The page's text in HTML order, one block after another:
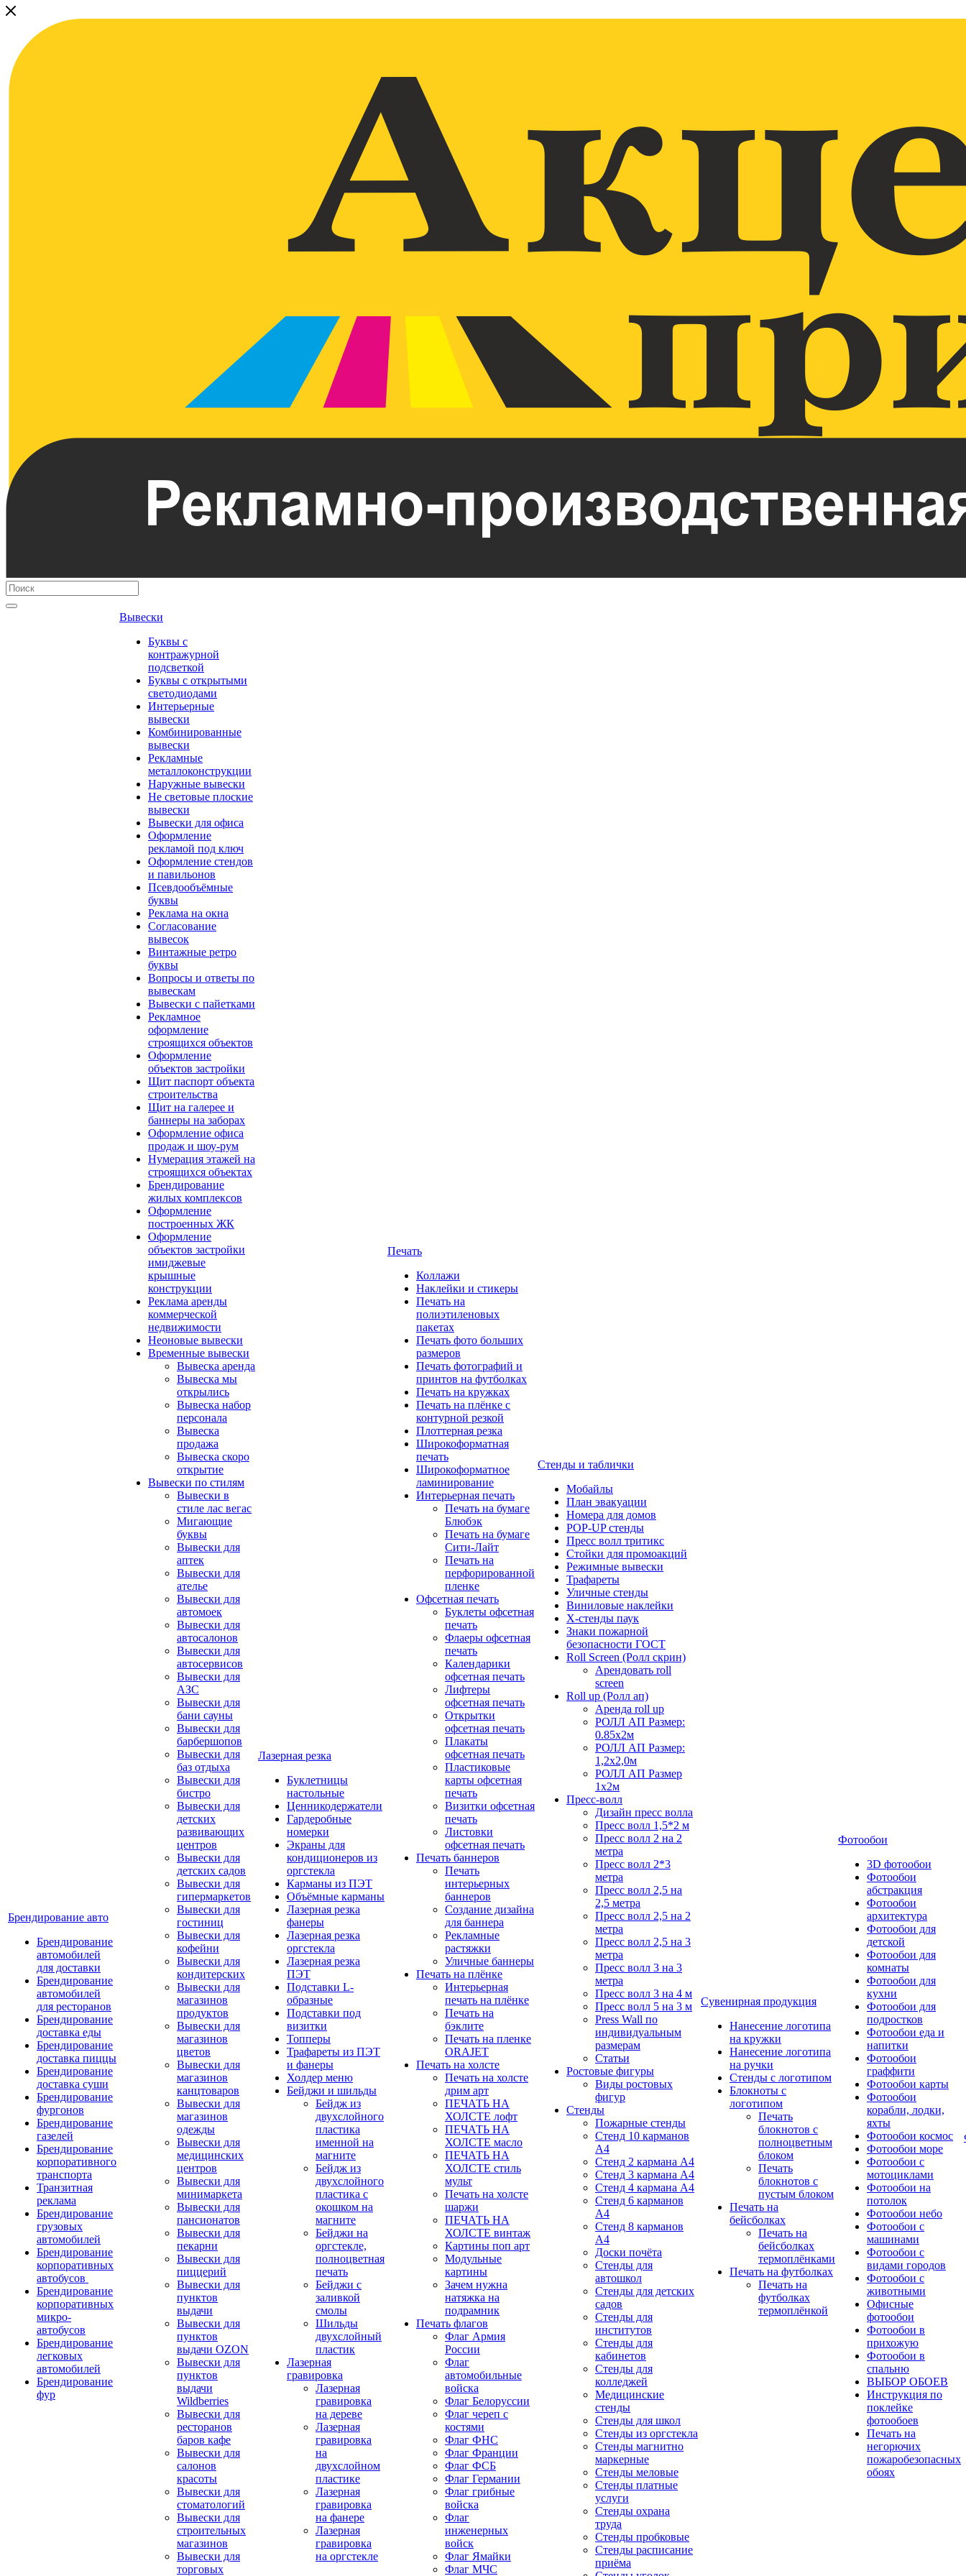
Брендирование авто
Брендирование
автомобилей
для доставки
Брендирование
автомобилей
для ресторанов
Брендирование
доставка еды
Брендирование
доставка пиццы
Брендирование
доставка суши
Брендирование
фургонов
Брендирование
газелей
Брендирование
корпоративного
транспорта
Транзитная
реклама
Брендирование
грузовых
автомобилей
Брендирование
корпоративных
автобусов
Брендирование
корпоративных
микро-
автобусов
Брендирование
легковых
автомобилей
Брендирование
фур
Вывески
Буквы с
контражурной
подсветкой
Буквы с открытыми
светодиодами
Интерьерные
вывески
Комбинированные
вывески
Рекламные
металлоконструкции
Наружные вывески
Не световые плоские
вывески
Вывески для офиса
Оформление
рекламой под ключ
Оформление стендов
и павильонов
Псевдообъёмные
буквы
Реклама на окна
Согласование
вывесок
Винтажные ретро
буквы
Вопросы и ответы по
вывескам
Вывески с пайетками
Рекламное
оформление
строящихся объектов
Оформление
объектов застройки
Щит паспорт объекта
строительства
Щит на галерее и
баннеры на заборах
Оформление офиса
продаж и шоу-рум
Нумерация этажей на
строящихся объектах
Брендирование
жилых комплексов
Оформление
построенных ЖК
Оформление
объектов застройки
имиджевые
крышные
конструкции
Реклама аренды
коммерческой
недвижимости
Неоновые вывески
Временные вывески
Вывеска аренда
Вывеска мы
открылись
Вывеска набор
персонала
Вывеска
продажа
Вывеска скоро
открытие
Вывески по стилям
Вывески в
стиле лас вегас
Мигающие
буквы
Вывески для
аптек
Вывески для
ателье
Вывески для
автомоек
Вывески для
автосалонов
Вывески для
автосервисов
Вывески для
АЗС
Вывески для
бани сауны
Вывески для
барбершопов
Вывески для
баз отдыха
Вывески для
бистро
Вывески для
детских
развивающих
центров
Вывески для
детских садов
Вывески для
гипермаркетов
Вывески для
гостиниц
Вывески для
кофейни
Вывески для
кондитерских
Вывески для
магазинов
продуктов
Вывески для
магазинов
цветов
Вывески для
магазинов
канцтоваров
Вывески для
магазинов
одежды
Вывески для
медицинских
центров
Вывески для
минимаркета
Вывески для
пансионатов
Вывески для
пекарни
Вывески для
пиццерий
Вывески для
пунктов
выдачи
Вывески для
пунктов
выдачи OZON
Вывески для
пунктов
выдачи
Wildberries
Вывески для
ресторанов
баров кафе
Вывески для
салонов
красоты
Вывески для
стоматологий
Вывески для
строительных
магазинов
Вывески для
торговых
Лазерная резка
Буклетницы
настольные
Ценникодержатели
Гардеробные
номерки
Экраны для
кондиционеров из
оргстекла
Карманы из ПЭТ
Объёмные карманы
Лазерная резка
фанеры
Лазерная резка
оргстекла
Лазерная резка
ПЭТ
Подставки L-
образные
Подставки под
визитки
Топперы
Трафареты из ПЭТ
и фанеры
Холдер меню
Бейджи и шильды
Бейдж из
двухслойного
пластика
именной на
магните
Бейдж из
двухслойного
пластика с
окошком на
магните
Бейджи на
оргстекле,
полноцветная
печать
Бейджи с
заливкой
смолы
Шильды
двухслойный
пластик
Лазерная
гравировка
Лазерная
гравировка
на дереве
Лазерная
гравировка
на
двухслойном
пластике
Лазерная
гравировка
на фанере
Лазерная
гравировка
на оргстекле
Печать
Коллажи
Наклейки и стикеры
Печать на
полиэтиленовых
пакетах
Печать фото больших
размеров
Печать фотографий и
принтов на футболках
Печать на кружках
Печать на плёнке с
контурной резкой
Плоттерная резка
Широкоформатная
печать
Широкоформатное
ламинирование
Интерьерная печать
Печать на бумаге
Блюбэк
Печать на бумаге
Сити-Лайт
Печать на
перфорированной
пленке
Офсетная печать
Буклеты офсетная
печать
Флаеры офсетная
печать
Календарики
офсетная печать
Лифтеры
офсетная печать
Открытки
офсетная печать
Плакаты
офсетная печать
Пластиковые
карты офсетная
печать
Визитки офсетная
печать
Листовки
офсетная печать
Печать баннеров
Печать
интерьерных
баннеров
Создание дизайна
для баннера
Рекламные
растяжки
Уличные баннеры
Печать на плёнке
Интерьерная
печать на плёнке
Печать на
бэклите
Печать на пленке
ORAJET
Печать на холсте
Печать на холсте
дрим арт
ПЕЧАТЬ НА
ХОЛСТЕ лофт
ПЕЧАТЬ НА
ХОЛСТЕ масло
ПЕЧАТЬ НА
ХОЛСТЕ стиль
мульт
Печать на холсте
шаржи
ПЕЧАТЬ НА
ХОЛСТЕ винтаж
Картины поп арт
Модульные
картины
Зачем нужна
натяжка на
подрамник
Печать флагов
Флаг Армия
России
Флаг
автомобильные
войска
Флаг Белоруссии
Флаг череп с
костями
Флаг ФНС
Флаг Франции
Флаг ФСБ
Флаг Германии
Флаг грибные
войска
Флаг
инженерных
войск
Флаг Ямайки
Флаг МЧС
Стенды и таблички
Мобайлы
План эвакуации
Номера для домов
POP-UP стенды
Пресс волл тритикс
Стойки для промоакций
Режимные вывески
Трафареты
Уличные стенды
Виниловые наклейки
Х-стенды паук
Знаки пожарной
безопасности ГОСТ
Roll Screen (Ролл скрин)
Арендовать roll
screen
Roll up (Ролл ап)
Аренда roll up
РОЛЛ АП Размер:
0.85х2м
РОЛЛ АП Размер:
1,2х2,0м
РОЛЛ АП Размер
1х2м
Пресс-волл
Дизайн пресс волла
Пресс волл 1,5*2 м
Пресс волл 2 на 2
метра
Пресс волл 2*3
метра
Пресс волл 2,5 на
2,5 метра
Пресс волл 2,5 на 2
метра
Пресс волл 2,5 на 3
метра
Пресс волл 3 на 3
метра
Пресс волл 3 на 4 м
Пресс волл 5 на 3 м
Press Wall по
индивидуальным
размерам
Статьи
Ростовые фигуры
Виды ростовых
фигур
Стенды
Пожарные стенды
Стенд 10 карманов
А4
Стенд 2 кармана А4
Стенд 3 кармана А4
Стенд 4 кармана А4
Стенд 6 карманов
А4
Стенд 8 карманов
А4
Доски почёта
Стенды для
автошкол
Стенды для детских
садов
Стенды для
институтов
Стенды для
кабинетов
Стенды для
колледжей
Медицинские
стенды
Стенды для школ
Стенды из оргстекла
Стенды магнитно
маркерные
Стенды меловые
Стенды платные
услуги
Стенды охрана
труда
Стенды пробковые
Стенды расписание
приёма
Сувенирная продукция
Нанесение логотипа
на кружки
Нанесение логотипа
на ручки
Стенды с логотипом
Блокноты с
логотипом
Печать
блокнотов с
полноцветным
блоком
Печать
блокнотов с
пустым блоком
Печать на
бейсболках
Печать на
бейсболках
термоплёнками
Печать на футболках
Печать на
футболках
термоплёнкой
Фотообои
3D фотообои
Фотообои
абстракция
Фотообои
архитектура
Фотообои для
детской
Фотообои для
комнаты
Фотообои для
кухни
Фотообои для
подростков
Фотообои еда и
напитки
Фотообои
граффити
Фотообои карты
Фотообои
корабли, лодки,
яхты
Фотообои космос
Фотообои море
Фотообои с
мотоциклами
Фотообои на
потолок
Фотообои небо
Фотообои с
машинами
Фотообои с
видами городов
Фотообои с
животными
Офисные
фотообои
Фотообои в
прихожую
Фотообои в
спальню
ВЫБОР ОБОЕВ
Инструкция по
поклейке
фотообоев
Печать на
негорючих
пожаробезопасных
обоях